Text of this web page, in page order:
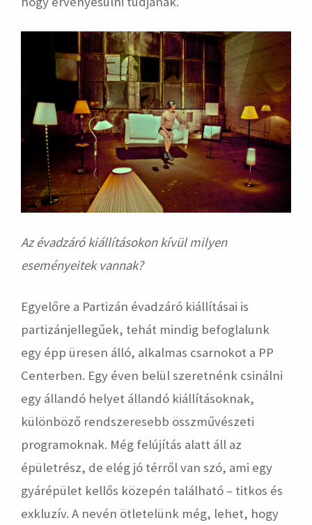
Az évadzáró kiállításokon kívül milyen
eseményeitek vannak?
Egyelőre a Partizán évadzáró kiállításai is
partizánjellegűek, tehát mindig befoglalunk
egy épp üresen álló, alkalmas csarnokot a PP
Centerben. Egy éven belül szeretnénk csinálni
egy állandó helyet állandó kiállításoknak,
különböző rendszeresebb összművészeti
programoknak. Még felújítás alatt áll az
épületrész, de elég jó térről van szó, ami egy
gyárépület kellős közepén található – titkos és
exkluzív. A nevén ötletelünk még, lehet, hogy